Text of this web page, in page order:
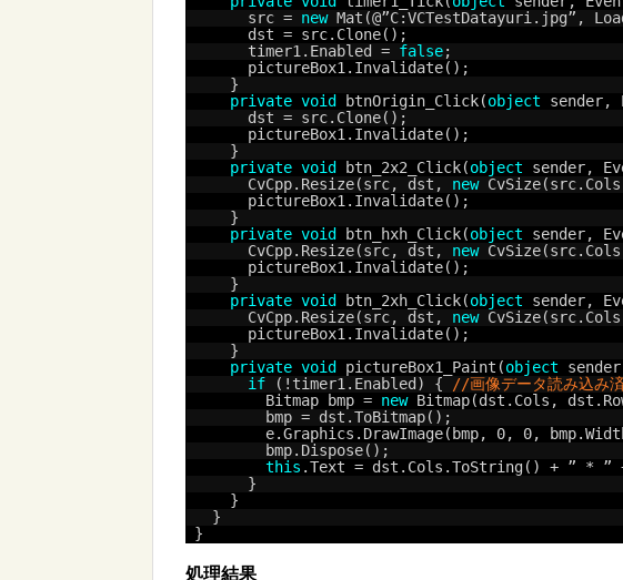
src = new Mat(@”C:VCTestDatayuri.jpg”,
dst = src.Clone();
timer1.Enabled = false;
pictureBox1.Invalidate();
}
private void btnOrigin_Click(object
sender,
dst = src.Clone();
pictureBox1.Invalidate();
}
private void btn_2x2_Click(object
sender,
CvCpp.Resize(src, dst, new
pictureBox1.Invalidate();
}
private void btn_hxh_Click(object
sender,
CvCpp.Resize(src, dst, new
pictureBox1.Invalidate();
}
private void btn_2xh_Click(object
sender,
CvCpp.Resize(src, dst, new
pictureBox1.Invalidate();
}
private void pictureBox1_Paint(object
if
(!timer1.Enabled) {
//画像データ読み込み
Bitmap bmp = new Bitmap(dst.Cols,
bmp = dst.ToBitmap();
e.Graphics.DrawImage(bmp, 0, 0,
bmp.Dispose();
this .Text = dst.Cols.ToString() + ” * ”
}
}
}
}
処理結果